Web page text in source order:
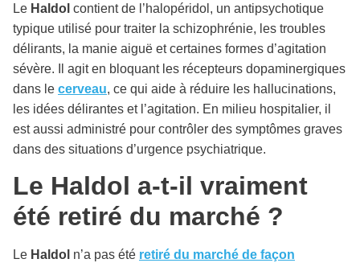
Le Haldol contient de l’halopéridol, un antipsychotique
typique utilisé pour traiter la schizophrénie, les troubles
délirants, la manie aiguë et certaines formes d’agitation
sévère. Il agit en bloquant les récepteurs dopaminergiques
dans le cerveau, ce qui aide à réduire les hallucinations,
les idées délirantes et l’agitation. En milieu hospitalier, il
est aussi administré pour contrôler des symptômes graves
dans des situations d’urgence psychiatrique.
Le Haldol a-t-il vraiment
été retiré du marché ?
Le Haldol n’a pas été retiré du marché de façon